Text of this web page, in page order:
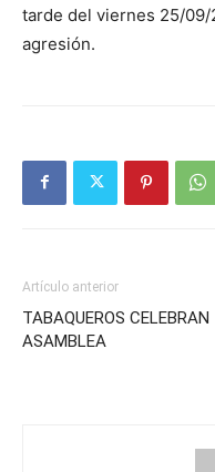
tarde del viernes 25/
agresión.
Artículo anterior
TABAQUEROS CELEBRAN
ASAMBLEA